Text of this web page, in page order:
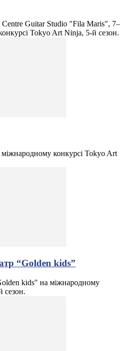
Guitar Studio "Fila Maris", 7–
Tokyo Art Ninja, 5-й сезон.
конкурсі Tokyo Art
“Golden kids”
kids" на міжнародному
сезон.